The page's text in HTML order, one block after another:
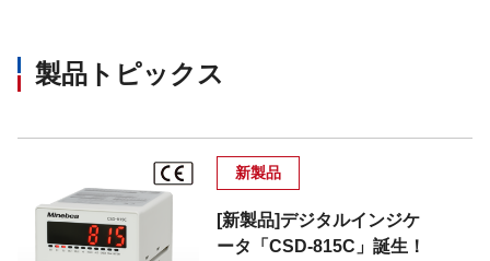
製品トピックス
新製品
[新製品]デジタルインジケ
ータ「CSD-815C」誕生！